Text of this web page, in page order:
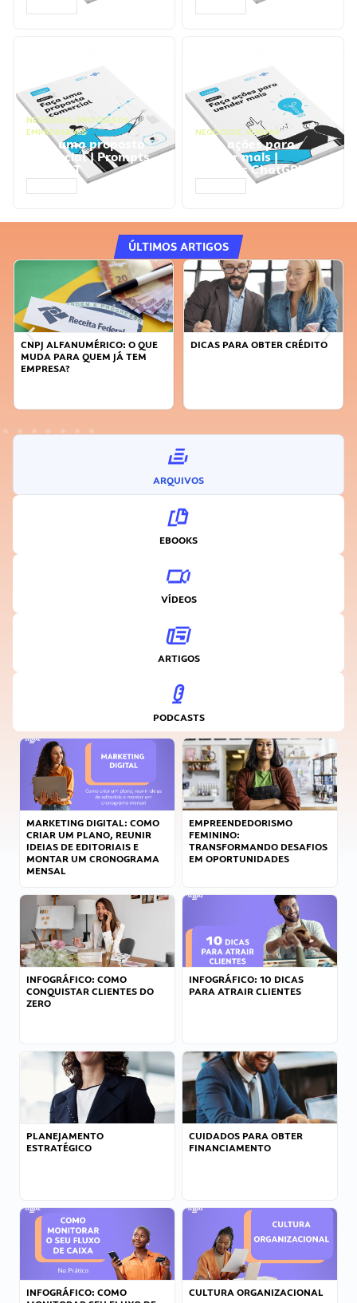
NEGÓCIOS, PROCESSOS
EMPRESARIAIS
Faça uma proposta
comercial | Prompts
ChatGPT
NEGÓCIOS, VENDAS
Faça ações para
vender mais |
Prompts ChatGPT
ÚLTIMOS ARTIGOS
DICAS PARA OBTER CRÉDITO
FAÇA A DIFERENÇA: SEJA
ARQUIVOS
EBOOKS
VÍDEOS
ARTIGOS
PODCASTS
MARKETING DIGITAL: COMO
CRIAR UM PLANO, REUNIR
IDEIAS DE EDITORIAIS E
MONTAR UM CRONOGRAMA
MENSAL
EMPREENDEDORISMO
FEMININO:
TRANSFORMANDO DESAFIOS
EM OPORTUNIDADES
INFOGRÁFICO: COMO
CONQUISTAR CLIENTES DO
ZERO
INFOGRÁFICO: 10 DICAS
PARA ATRAIR CLIENTES
PLANEJAMENTO
ESTRATÉGICO
CUIDADOS PARA OBTER
FINANCIAMENTO
INFOGRÁFICO: COMO
CULTURA ORGANIZACIONAL